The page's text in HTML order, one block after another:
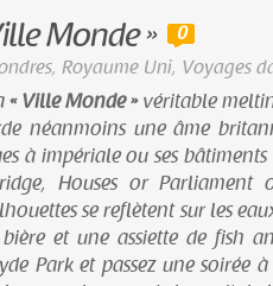
Monde »
0
, Royaume Uni, Voyages
« Ville Monde »véritable
néanmoins une âme
à impériale ou ses
Houses or Parliament
se reflètent sur les
et une assiette de fish
Park et passez une soirée